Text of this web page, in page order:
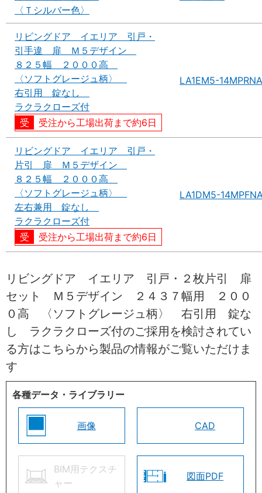
〈Ｔシルバー色〉
リビングドア イエリア 引戸・
引手違 扉 Ｍ５デザイン
８２５幅 ２０００高
〈ソフトグレージュ柄〉
右引用 錠なし
ラクラクローズ付
受注から工場出荷まで約6日
LA1EM5-14MPRNA
リビングドア イエリア 引戸・
片引 扉 Ｍ５デザイン
８２５幅 ２０００高
〈ソフトグレージュ柄〉
左右兼用 錠なし
ラクラクローズ付
受注から工場出荷まで約6日
LA1DM5-
リビングドア イエリア 引戸・２枚片引 扉
セット Ｍ５デザイン ２４３７幅用 ２００
０高 〈ソフトグレージュ柄〉 右引用 錠な
し ラクラクローズ付のご採用を検討されてい
る方はこちらから製品の情報がご覧いただけま
す
各種データ・ライブラリー
画像 CAD
BIM用テクスチ
ャー
図面PDF